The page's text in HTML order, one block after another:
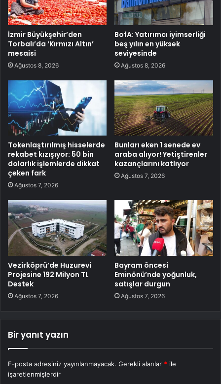
İzmir Büyükşehir’den
Torbalı’da ‘Kırmızı Altın’
mesaisi
Ağustos 8, 2026
BofA: Yatırımcı iyimserliği
beş yılın en yüksek
seviyesinde
Ağustos 8, 2026
Tokenlaştırılmış hisselerde
rekabet kızışıyor: 50 bin
dolarlık işlemlerde dikkat
çeken fark
Ağustos 7, 2026
Bunları eken 1 senede ev
araba alıyor! Yetiştirenler
kazançlarını katlıyor
Ağustos 7, 2026
Vezirköprü’de Huzurevi
Projesine 192 Milyon TL
Destek
Ağustos 7, 2026
Bayram öncesi
Eminönü’nde yoğunluk,
satışlar durgun
Ağustos 7, 2026
Bir yanıt yazın
E-posta adresiniz yayınlanmayacak. Gerekli alanlar * ile
işaretlenmişlerdir